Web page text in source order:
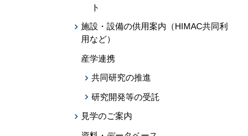
ト
施設・設備の供用案内（HIMAC共同利
用など）
産学連携
共同研究の推進
研究開発等の受託
見学のご案内